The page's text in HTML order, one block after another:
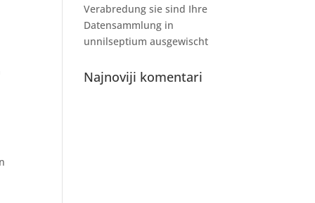
Verabredung sie sind Ihre
Datensammlung in
unnilseptium ausgewischt
Najnoviji komentari